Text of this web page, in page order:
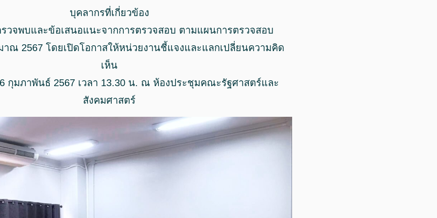
บุคลากรที่เกี่ยวข้อง
รวจพบและข้อเสนอแนะจากการตรวจสอบ ตามแผนการตรวจสอบ
าณ 2567 โดยเปิดโอกาสให้หน่วยงานชี้แจงและแลกเปลี่ยนความคิด
เห็น
กุมภาพันธ์ 2567 เวลา 13.30 น. ณ ห้องประชุมคณะรัฐศาสตร์และ
สังคมศาสตร์